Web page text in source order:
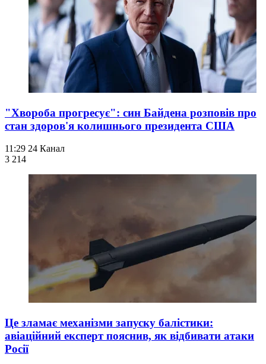
"Хвороба прогресує": син Байдена розповів про
стан здоров'я колишнього президента США
11:29 24 Канал
3 214
Це зламає механізми запуску балістики:
авіаційний експерт пояснив, як відбивати атаки
Росії